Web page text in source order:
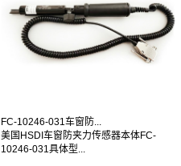
FC-10246-031车窗防...
美国HSDI车窗防夹力传感器本体FC-
10246-031具体型...